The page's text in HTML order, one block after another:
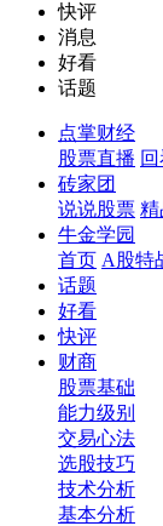
快评
消息
好看
话题
点掌财经
股票直播
砖家团
说说股票 精
牛金学园
首页 A股特
话题
好看
快评
财商
股票基础
能力级别
交易心法
选股技巧
技术分析
基本分析